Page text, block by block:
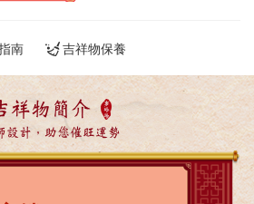
南 吉祥物保養
祥物簡介
設計，助您催旺運勢